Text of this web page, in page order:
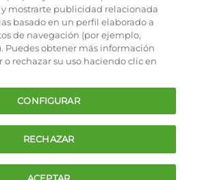
Cookies
de privacidad
condiciones de la oferta
Contacto
FAQ
y mostrarte publicidad relacionada
basado en un perfil elaborado a
de navegación (por ejemplo,
Puedes obtener más información
o rechazar su uso haciendo clic en
CONFIGURAR
RECHAZAR